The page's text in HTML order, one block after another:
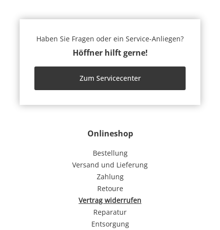
Onlineshop
Bestellung
Versand und Lieferung
Zahlung
Retoure
Vertrag widerrufen
Reparatur
Entsorgung
Haben Sie Fragen oder ein Service-Anliegen?
Höffner hilft gerne!
Zum Servicecenter